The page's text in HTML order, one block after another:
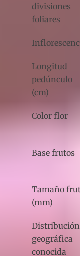
divisiones
foliares
Longitud
pedúnculo
(cm)
Color flor
Base frutos
Tamaño
(mm)
Distribución
geográfica
conocida